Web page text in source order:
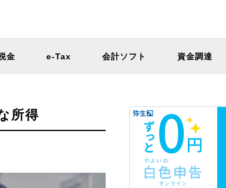
金 e-Tax 会計ソフト 資金調達
所得